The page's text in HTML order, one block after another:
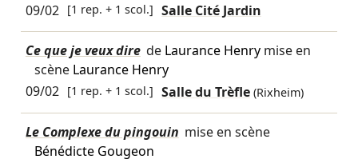
09/02 [1 rep. + 1 scol.] Salle Cité Jardin
Ce que je veux dire de Laurance Henrymise en
scène Laurance Henry
09/02 [1 rep. + 1 scol.] Salle du Trèfle (Rixheim)
Le Complexe du pingouin mise en scène
Bénédicte Gougeon